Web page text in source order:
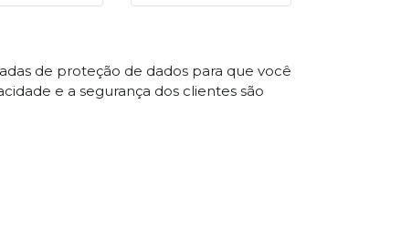
de proteção de dados para que você
e a segurança dos clientes são